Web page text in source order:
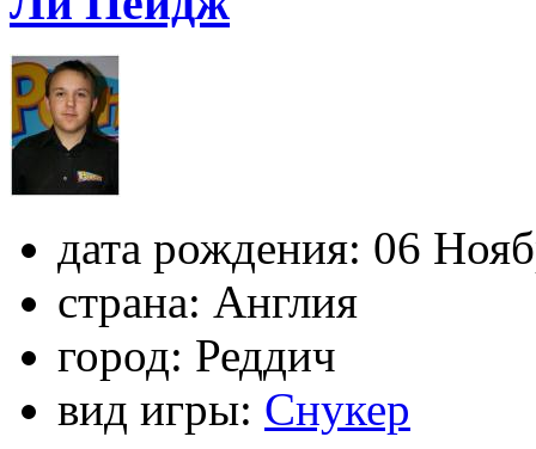
дата рождения: 06
страна: Англия
город: Реддич
вид игры: Снукер